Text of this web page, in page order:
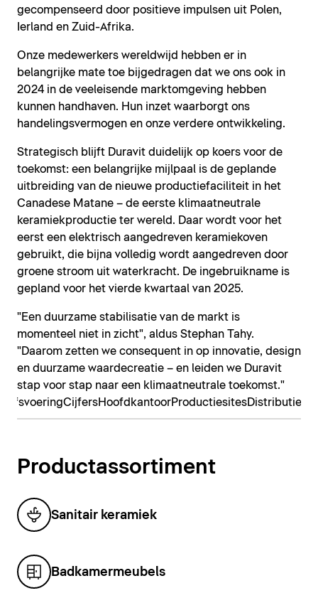
gecompenseerd door positieve impulsen uit Polen,
Ierland en Zuid-Afrika.
Onze medewerkers wereldwijd hebben er in
belangrijke mate toe bijgedragen dat we ons ook in
2024 in de veeleisende marktomgeving hebben
kunnen handhaven. Hun inzet waarborgt ons
handelingsvermogen en onze verdere ontwikkeling.
Strategisch blijft Duravit duidelijk op koers voor de
toekomst: een belangrijke mijlpaal is de geplande
uitbreiding van de nieuwe productiefaciliteit in het
Canadese Matane – de eerste klimaatneutrale
keramiekproductie ter wereld. Daar wordt voor het
eerst een elektrisch aangedreven keramiekoven
gebruikt, die bijna volledig wordt aangedreven door
groene stroom uit waterkracht. De ingebruikname is
gepland voor het vierde kwartaal van 2025.
"Een duurzame stabilisatie van de markt is
momenteel niet in zicht", aldus Stephan Tahy.
"Daarom zetten we consequent in op innovatie, design
en duurzame waardecreatie – en leiden we Duravit
stap voor stap naar een klimaatneutrale toekomst."
CijfersHoofdkantoorProductiesites
Productassortiment
Sanitair keramiek
Badkamermeubels